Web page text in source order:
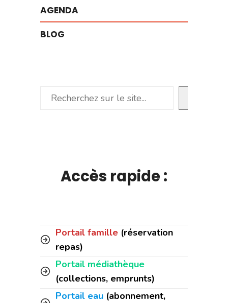
AGENDA
BLOG
Rechercher
Accès rapide :
Portail famille (réservation
repas)
Portail médiathèque
(collections, emprunts)
Portail eau (abonnement,